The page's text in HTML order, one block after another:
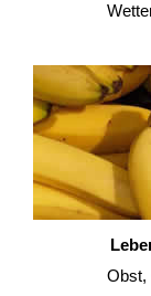
Obst,